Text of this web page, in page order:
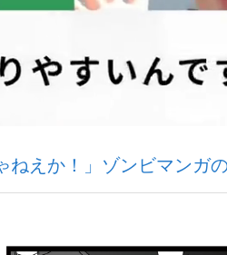
ねえか！」ゾンビマンガ